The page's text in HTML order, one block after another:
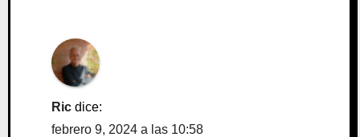
Ric dice:
febrero 9, 2024 a las 10:58